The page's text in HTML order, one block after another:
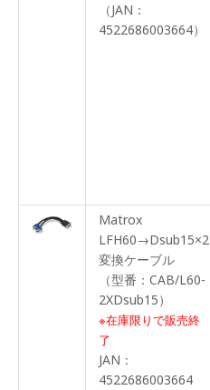
（JAN：
4522686003664）
Matrox
LFH60→Dsub15×2
変換ケーブル
（型番：CAB/L60-
2XDsub15）
※在庫限りで販売終
了
JAN：
4522686003664